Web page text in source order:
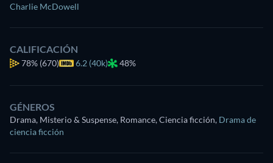
Charlie McDowell
CALIFICACIÓN
78% (670) 6.2 (40k) 48%
GÉNEROS
Drama, Misterio & Suspense, Romance, Ciencia ficción, Drama de
ciencia ficción